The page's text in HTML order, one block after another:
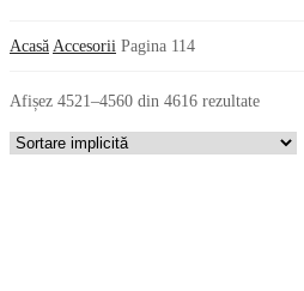
Acasă Accesorii Pagina 114
Afișez 4521–4560 din 4616 rezultate